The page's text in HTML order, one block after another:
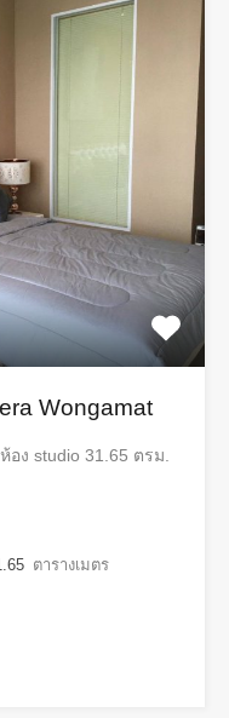
Wongamat
ง studio 31.65 ตรม.
ตารางเมตร